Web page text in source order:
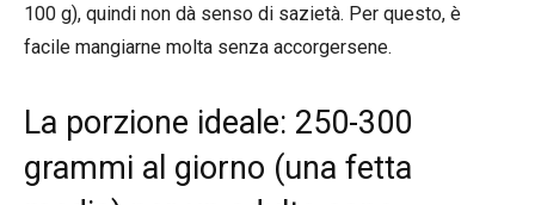
100 g), quindi non dà senso di sazietà. Per questo, è
facile mangiarne molta senza accorgersene.
La porzione ideale: 250-300
grammi al giorno (una fetta